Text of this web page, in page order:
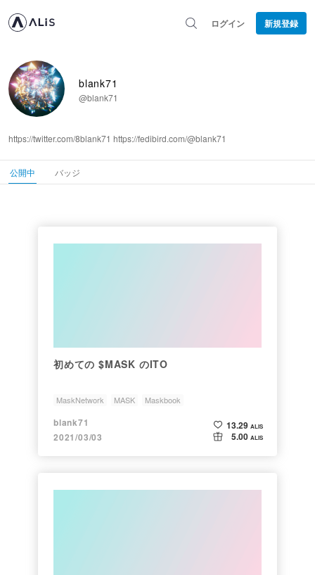
ログイン 新規登録
blank71
@blank71
https://twitter.com/8blank71 https://fedibird.com/@blank71
公開中 バッジ
初めての $MASK のITO
MaskNetwork MASK Maskbook
blank71
2021/03/03
13.29 ALIS
5.00 ALIS